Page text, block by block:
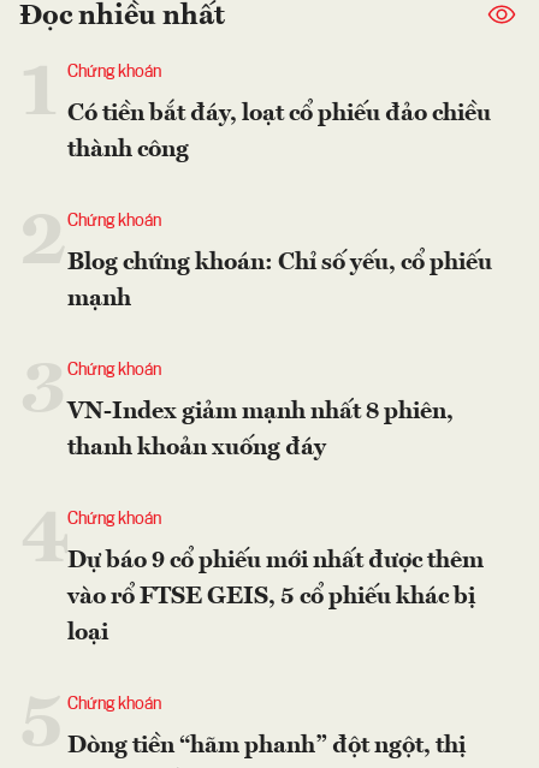
Đọc nhiều nhất
Chứng khoán
Có tiền bắt đáy, loạt cổ phiếu đảo chiều
thành công
2Chứng khoán
Blog chứng khoán: Chỉ số yếu, cổ phiếu
mạnh
Chứng khoán
VN-Index giảm mạnh nhất 8 phiên,
thanh khoản xuống đáy
4Chứng khoán
Dự báo 9 cổ phiếu mới nhất được thêm
vào rổ FTSE GEIS, 5 cổ phiếu khác bị
loại
Chứng khoán
Dòng tiền “hãm phanh” đột ngột, thị